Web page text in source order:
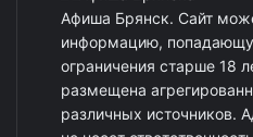
Афиша Брянск. Сайт
информацию,
ограничения старше 18
размещена
различных источников.